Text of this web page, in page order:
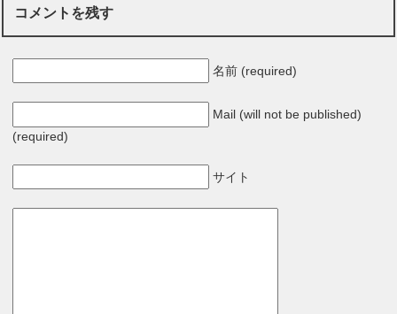
コメントを残す
名前 (required)
Mail (will not be published)
(required)
サイト